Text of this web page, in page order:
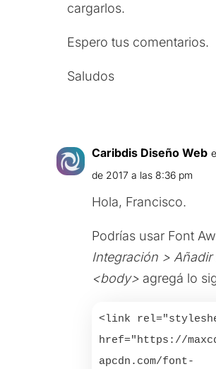
cargarlos.
Espero tus comentarios.
Saludos
Caribdis Diseño Web
de 2017 a las 8:36 pm
Hola, Francisco.
Podrías usar Font
Integración >
<body>agregá lo
<link
href="https://
apcdn.com/font-